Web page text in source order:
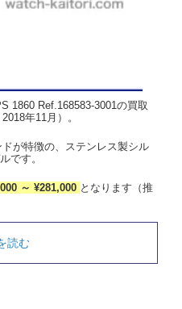
1860 Ref.168583-3001の買取
年11月）。
が特徴の、ステンレス製シル
です。
～ ¥281,000 となります（推
読む